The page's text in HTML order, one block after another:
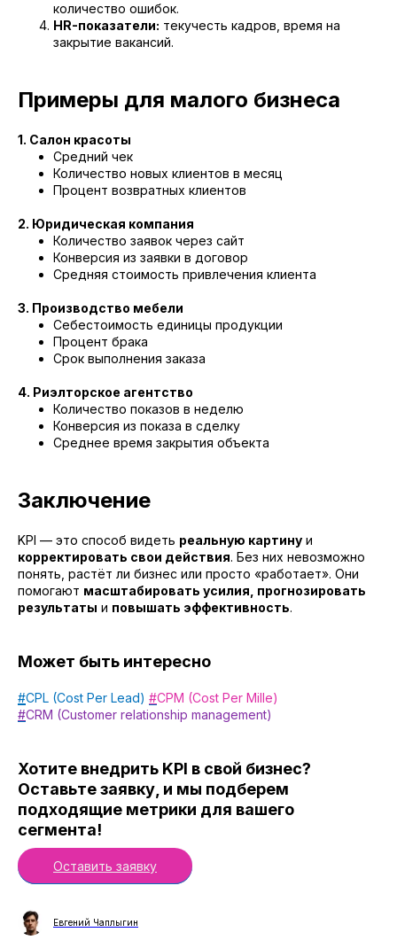
количество ошибок.
HR-показатели: текучесть кадров, время на
закрытие вакансий.
Примеры для малого бизнеса
1. Салон красоты
Средний чек
Количество новых клиентов в месяц
Процент возвратных клиентов
2. Юридическая компания
Количество заявок через сайт
Конверсия из заявки в договор
Средняя стоимость привлечения клиента
3. Производство мебели
Себестоимость единицы продукции
Процент брака
Срок выполнения заказа
4. Риэлторское агентство
Количество показов в неделю
Конверсия из показа в сделку
Среднее время закрытия объекта
Заключение
KPI — это способ видеть реальную картину и
корректировать свои действия. Без них невозможно
понять, растёт ли бизнес или просто «работает». Они
помогают масштабировать усилия, прогнозировать
результаты и повышать эффективность.
Может быть интересно
#CPL (Cost Per Lead) #CPM (Cost Per Mille)
#CRM (Customer relationship management)
Хотите внедрить KPI в свой бизнес?
Оставьте заявку, и мы подберем
подходящие метрики для вашего
сегмента!
Оставить заявку
Евгений Чаплыгин